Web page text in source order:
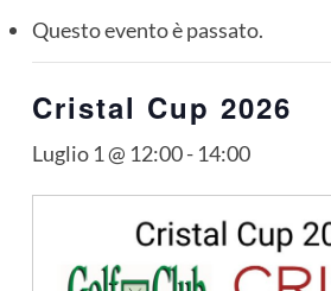
Questo evento è passato.
Cristal Cup 2026
Luglio 1 @ 12:00- 14:00